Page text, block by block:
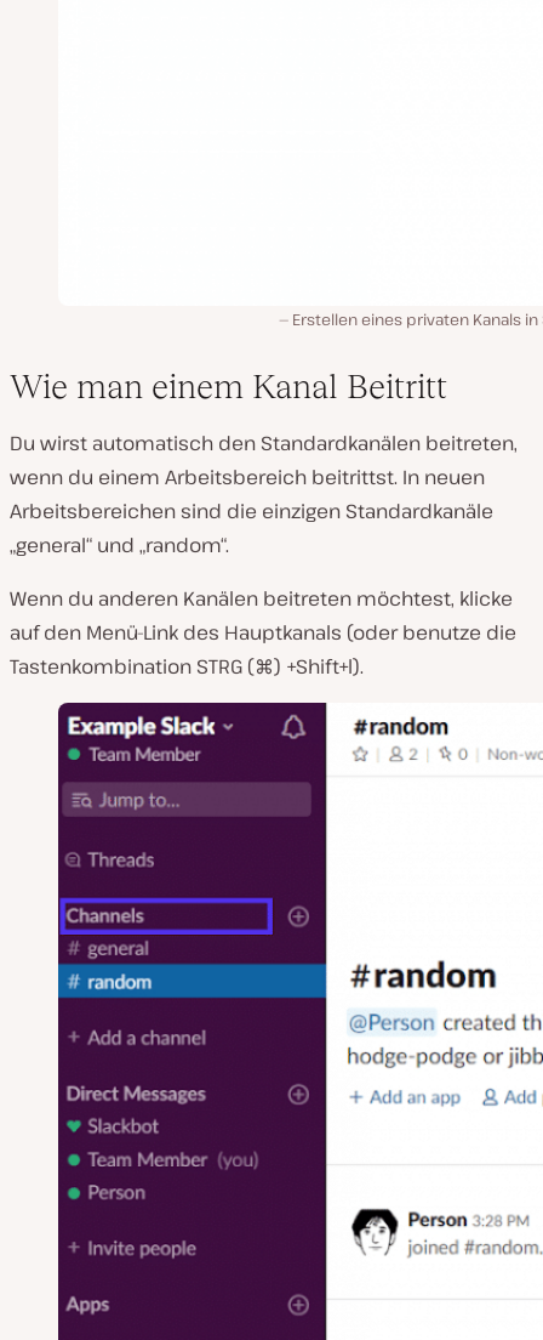
Erstellen eines privaten Kanals in
Wie man einem Kanal Beitritt
Du wirst automatisch den Standardkanälen beitreten,
wenn du einem Arbeitsbereich beitrittst. In neuen
Arbeitsbereichen sind die einzigen Standardkanäle
„general“ und „random“.
Wenn du anderen Kanälen beitreten möchtest, klicke
auf den Menü-Link des Hauptkanals (oder benutze die
Tastenkombination STRG (⌘) +Shift+l).